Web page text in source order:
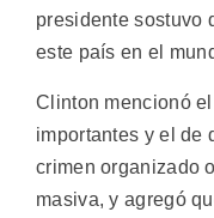
presidente sostuvo
este país en el
Clinton mencionó
importantes y el de
crimen organizado
masiva, y agregó